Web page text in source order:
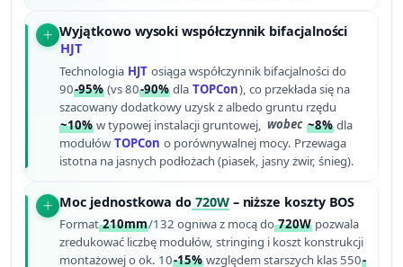
Wyjątkowo wysoki współczynnik bifacjalności
HJT
Technologia HJT osiąga współczynnik bifacjalności do
90-95% (vs 80-90% dla TOPCon), co przekłada się na
szacowany dodatkowy uzysk z albedo gruntu rzędu
~10% w typowej instalacji gruntowej, wobec ~8% dla
modułów TOPCon o porównywalnej mocy. Przewaga
istotna na jasnych podłożach (piasek, jasny żwir, śnieg).
Moc jednostkowa do 720W– niższe koszty BOS
Format210mm/132 ogniwa z mocą do720W pozwala
zredukować liczbę modułów, stringing i koszt konstrukcji
montażowej o ok. 10-15% względem starszych klas 550-